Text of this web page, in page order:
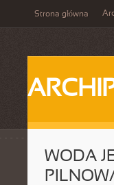
Strona główna
WODA